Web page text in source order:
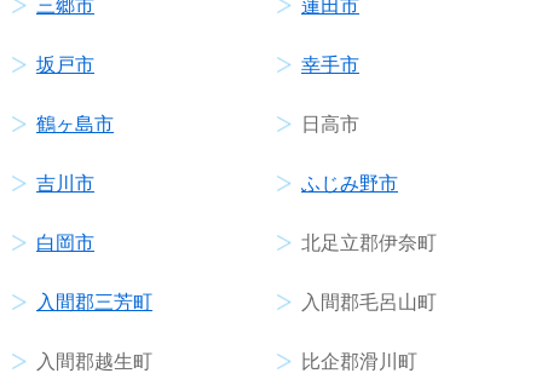
三郷市 蓮田市
坂戸市 幸手市
鶴ヶ島市 日高市
吉川市 ふじみ野市
白岡市 北足立郡伊奈町
入間郡三芳町 入間郡毛呂山町
入間郡越生町 比企郡滑川町